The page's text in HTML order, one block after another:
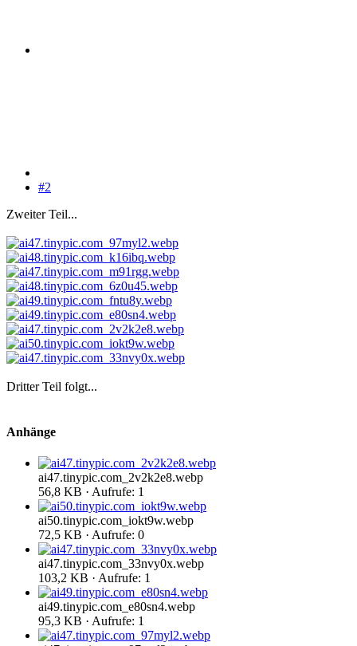
#2
Zweiter Teil...
Dritter Teil folgt...
Anhänge
ai47.tinypic.com_2v2k2e8.webp
56,8 KB · Aufrufe: 1
ai50.tinypic.com_iokt9w.webp
72,5 KB · Aufrufe: 0
ai47.tinypic.com_33nvy0x.webp
103,2 KB · Aufrufe: 1
ai49.tinypic.com_e80sn4.webp
95,3 KB · Aufrufe: 1